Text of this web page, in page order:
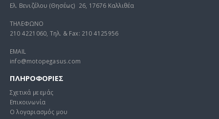
Ελ. Βενιζέλου (Θησέως) 26, 17676 Καλλιθέα
ΤΗΛΕΦΩΝΟ
210 4221060, Τηλ. & Fax: 210 4125956
EMAIL
info@motopegasus.com
ΠΛΗΡΟΦΟΡΙΕΣ
Σχετικά με εμάς
Επικοινωνία
Ο λογαριασμός μου